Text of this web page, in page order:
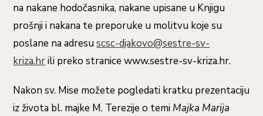
na nakane hodočasnika, nakane upisane u Knjigu
prošnji i nakana te preporuke u molitvu koje su
poslane na adresuscsc-djakovo@sestre-sv-
kriza.hrili preko stranice www.sestre-sv-kriza.hr.
Nakon sv. Mise možete pogledati kratku prezentaciju
iz života bl. majke M. Terezije o temi Majka Marija